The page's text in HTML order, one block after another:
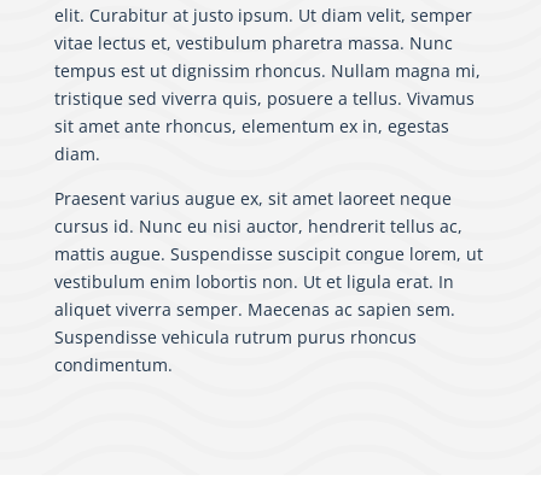
elit. Curabitur at justo ipsum. Ut diam velit, semper
vitae lectus et, vestibulum pharetra massa. Nunc
tempus est ut dignissim rhoncus. Nullam magna mi,
tristique sed viverra quis, posuere a tellus. Vivamus
sit amet ante rhoncus, elementum ex in, egestas
diam.
Praesent varius augue ex, sit amet laoreet neque
cursus id. Nunc eu nisi auctor, hendrerit tellus ac,
mattis augue. Suspendisse suscipit congue lorem, ut
vestibulum enim lobortis non. Ut et ligula erat. In
aliquet viverra semper. Maecenas ac sapien sem.
Suspendisse vehicula rutrum purus rhoncus
condimentum.